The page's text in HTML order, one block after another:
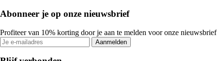
Abonneer je op onze nieuwsbrief
Profiteer van 10% korting door je aan te melden voor onze nieuwsbrief
Aanmelden